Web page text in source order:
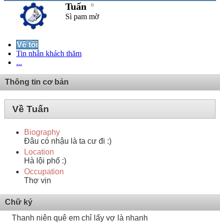
Tuấn
Sì pam mờ
Về tôi
Tin nhắn khách thăm
...
Thông tin cơ bản
Về Tuấn
Biography
Đâu có nhậu là ta cư đi :)
Location
Hà lội phố :)
Occupation
Thợ vịn
Chữ ký
Thanh niên quê em chỉ lấy vợ là nhanh